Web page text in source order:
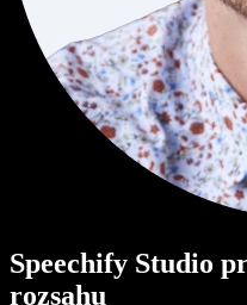
Speechify Studio
rozsahu